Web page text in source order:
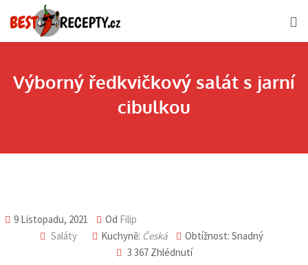
to
Výborný ředkvičkový salát s jarní
cibulkou
9 Listopadu, 2021 Od Filip
Saláty
Kuchyně: Česká
Obtížnost: Snadný
3 367 Zhlédnutí